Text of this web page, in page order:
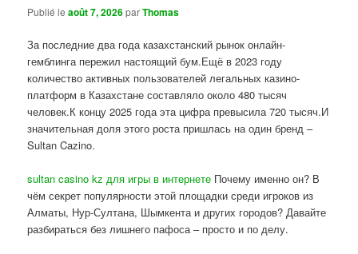
Publié leaoût 7, 2026parThomas
За последние два года казахстанский рынок онлайн-
гемблинга пережил настоящий бум.Ещё в 2023 году
количество активных пользователей легальных казино-
платформ в Казахстане составляло около 480 тысяч
человек.К концу 2025 года эта цифра превысила 720 тысяч.И
значительная доля этого роста пришлась на один бренд –
Sultan Cazino.
sultan casino kz для игры в интернете Почему именно он? В
чём секрет популярности этой площадки среди игроков из
Алматы, Нур-Султана, Шымкента и других городов? Давайте
разбираться без лишнего пафоса – просто и по делу.